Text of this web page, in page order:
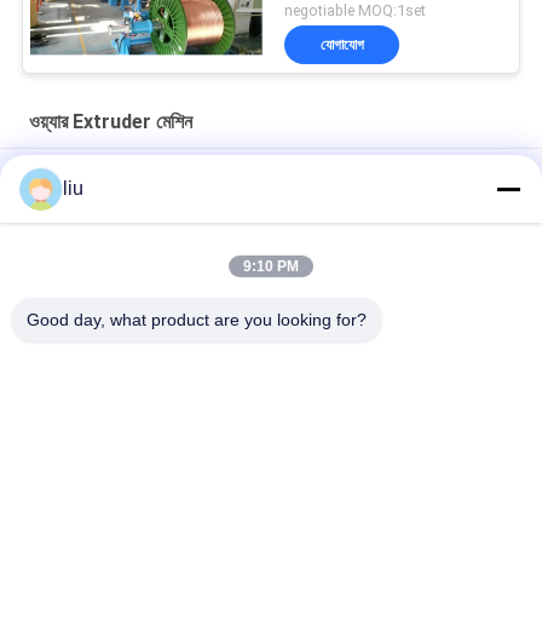
negotiable MOQ:1set
যোগাযোগ
ওয়্যার Extruder মেশিন
শিল্প উৎপাদনের জন্য 80mm স্ক্রু ওয়্যার এক্সট্রুশন লাইন মেশিনারি
1800 কেজি ওয়্যার এক্সট্রুডার মেশিন 200 কেজি / ঘন্টা 2000 মিমি স্ক্রু এবং 3200 মিমি
liu
9:10 PM
Good day, what product are you looking for?